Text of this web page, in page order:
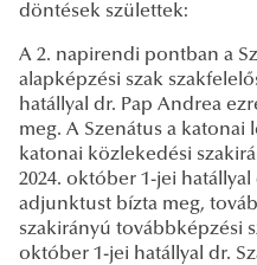
döntések születtek:
A 2. napirendi pontban a
alapképzési szak
hatállyal dr. Pap Andrea
meg. A Szenátus a katonai
katonai közlekedési
2024. október 1-jei
adjunktust bízta meg,
szakirányú továbbképzési
október 1-jei hatállyal dr.